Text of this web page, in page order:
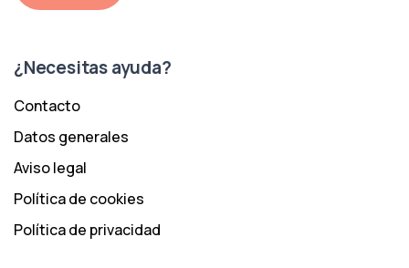
¿Necesitas ayuda?
Contacto
Datos generales
Aviso legal
Política de cookies
Política de privacidad